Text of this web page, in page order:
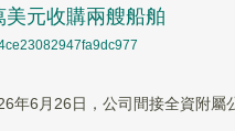
元收購兩艘船舶
年6月26日，公司間接全資附